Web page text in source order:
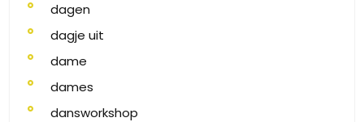
dagen
dagje uit
dame
dames
dansworkshop